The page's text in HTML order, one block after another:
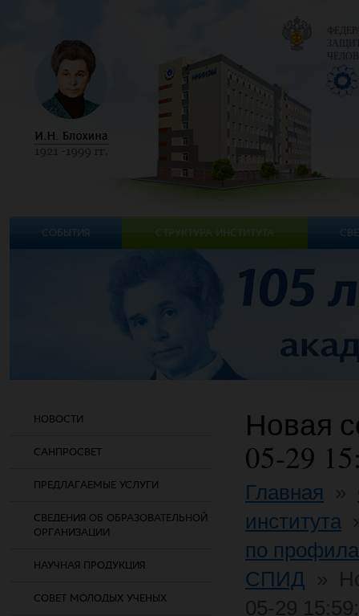
НОВОСТИ
САНПРОСВЕТ
ПРЕДЛАГАЕМЫЕ УСЛУГИ
СВЕДЕНИЯ ОБ ОБРАЗОВАТЕЛЬНОЙ
ОРГАНИЗАЦИИ
НАУЧНАЯ ПРОДУКЦИЯ
СОВЕТ МОЛОДЫХ УЧЕНЫХ
Новая
05-29
Главная
института
по
СПИД
СОБЫТИЯ СТРУКТУРА ИНСТИТУТА